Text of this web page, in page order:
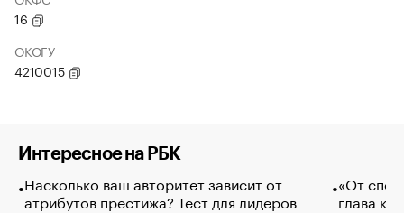
16
ОКОГУ
4210015
Интересное на РБК
Насколько ваш авторитет зависит от
атрибутов престижа? Тест для лидеров
«От
глава